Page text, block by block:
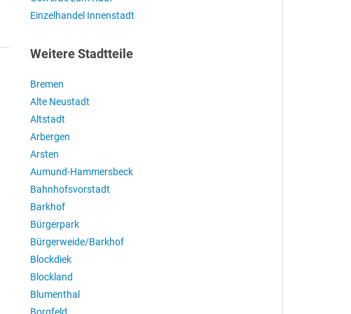
Einzelhandel Innenstadt
Weitere Stadtteile
Bremen
Alte Neustadt
Altstadt
Arbergen
Arsten
Aumund-Hammersbeck
Bahnhofsvorstadt
Barkhof
Bürgerpark
Bürgerweide/Barkhof
Blockdiek
Blockland
Blumenthal